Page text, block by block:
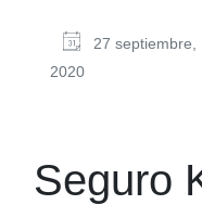
27 septiembre,
2020
Seguro